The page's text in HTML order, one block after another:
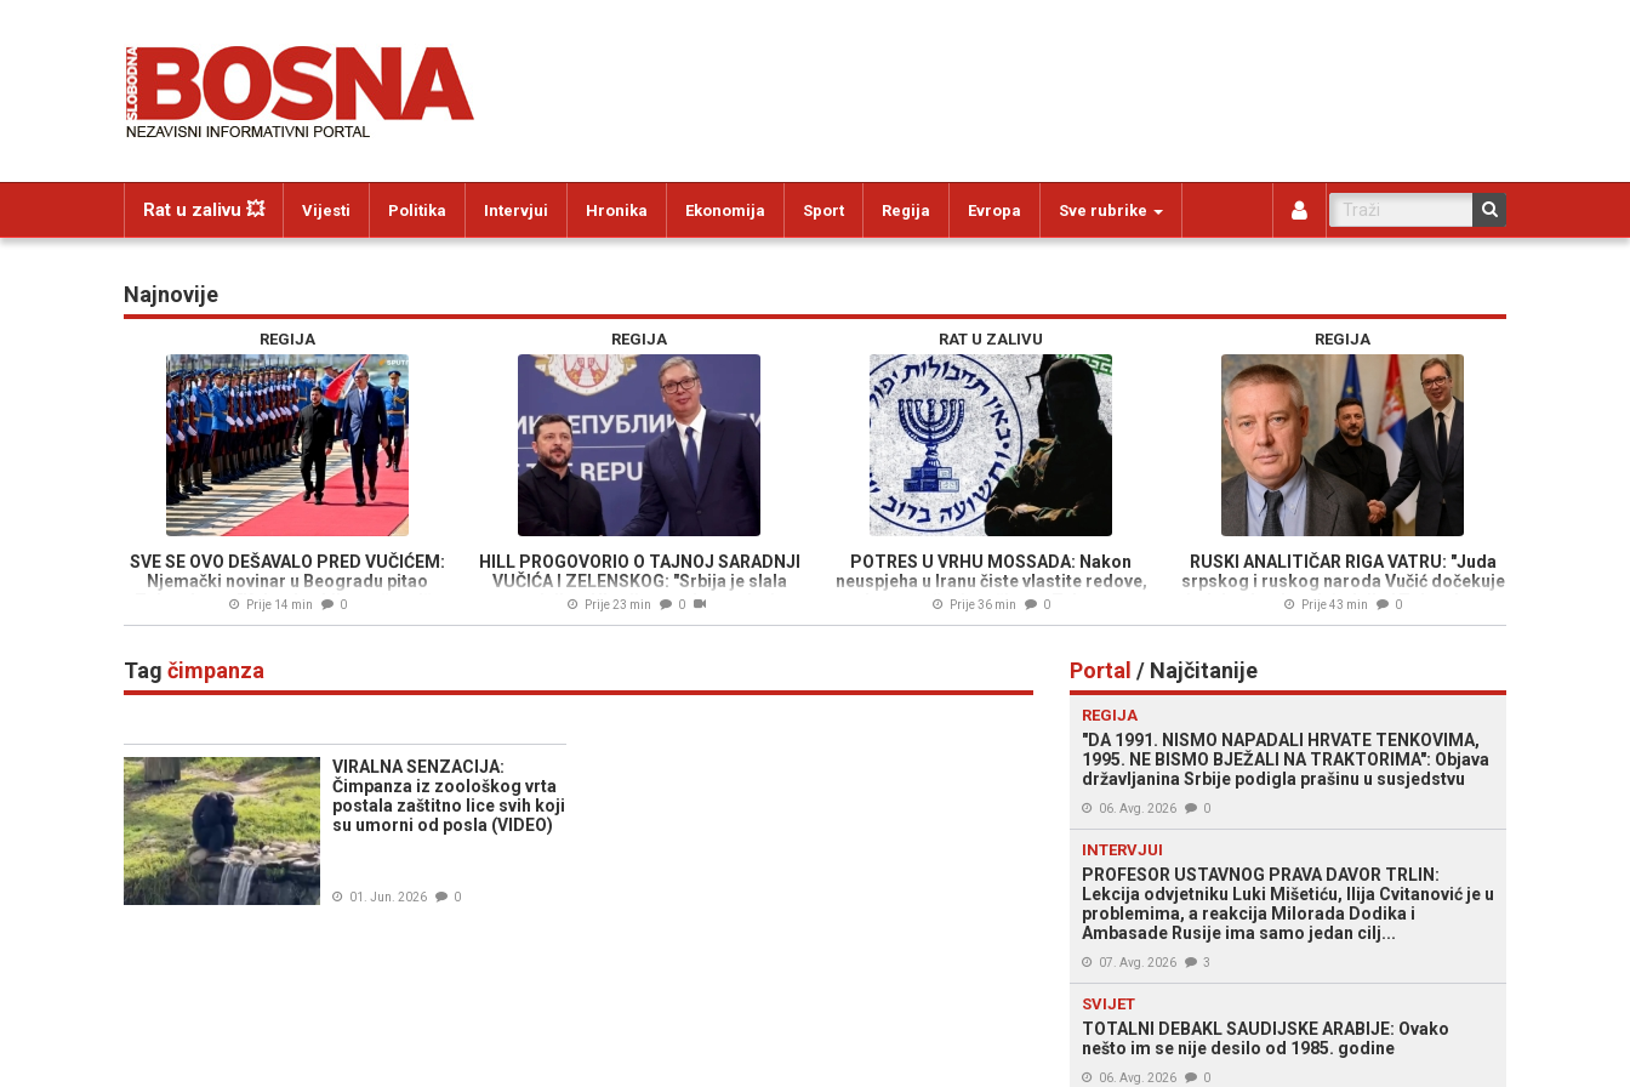
Rat u zalivu 💥 Vijesti Politika Intervjui Hronika Ekonomija Sport Regija Evropa Sve rubrike
Najnovije
REGIJA
SVE SE OVO DEŠAVALO PRED VUČIĆEM:
Njemački novinar u Beogradu pitao
Zelenskog - "Kako da ubijemo što više
Prije 14 min 0
REGIJA
HILL PROGOVORIO O TAJNOJ SARADNJI
VUČIĆA I ZELENSKOG: "Srbija je slala
municiju u Ukrajinu, sada se u igri
Prije 23 min 0
RAT U ZALIVU
POTRES U VRHU MOSSADA: Nakon
neuspjeha u Iranu čiste vlastite redove,
plan za rušenje režima u Teheranu
Prije 36 min 0
REGIJA
RUSKI ANALITIČAR RIGA VATRU: "Juda
srpskog i ruskog naroda Vučić dočekuje
izdahnulog 'predsjednika' Zelenskog u
Prije 43 min 0
Tag čimpanza
VIRALNA SENZACIJA:
Čimpanza iz zoološkog vrta
postala zaštitno lice svih koji
su umorni od posla (VIDEO)
01. Jun. 2026 0
Portal / Najčitanije
REGIJA
"DA 1991. NISMO NAPADALI HRVATE TENKOVIMA,
1995. NE BISMO BJEŽALI NA TRAKTORIMA": Objava
državljanina Srbije podigla prašinu u susjedstvu
06. Avg. 2026 0
INTERVJUI
PROFESOR USTAVNOG PRAVA DAVOR TRLIN:
Lekcija odvjetniku Luki Mišetiću, Ilija Cvitanović je u
problemima, a reakcija Milorada Dodika i
Ambasade Rusije ima samo jedan cilj...
07. Avg. 2026 3
SVIJET
TOTALNI DEBAKL SAUDIJSKE ARABIJE: Ovako
nešto im se nije desilo od 1985. godine
06. Avg. 2026 0